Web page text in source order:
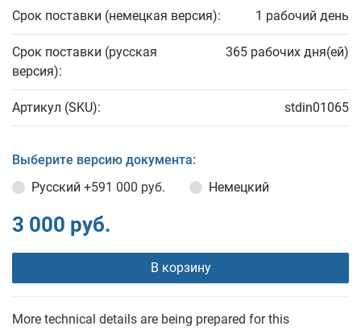
Срок поставки (немецкая версия): 1 рабочий день
Срок поставки (русская
версия):
365 рабочих дня(ей)
Артикул (SKU): stdin01065
Выберите версию документа:
Русский +591 000 руб. Немецкий
3 000 руб.
В корзину
More technical details are being prepared for this